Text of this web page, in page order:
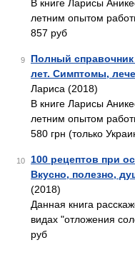
В книге Ларисы
летним опытом
857 руб
9
Полный
лет. Симптомы,
Лариса (2018)
В книге Ларисы
летним опытом
580 грн (только
10
100 рецептов при
Вкусно, полезно,
(2018)
Данная книга
видах "отложения
руб